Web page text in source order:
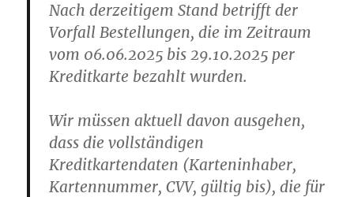
Nach derzeitigem Stand betrifft der
Vorfall Bestellungen, die im Zeitraum
vom 06.06.2025 bis 29.10.2025 per
Kreditkarte bezahlt wurden.
Wir müssen aktuell davon ausgehen,
dass die vollständigen
Kreditkartendaten (Karteninhaber,
Kartennummer, CVV, gültig bis), die für